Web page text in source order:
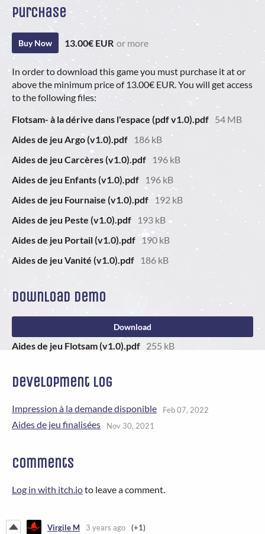
Purchase
Buy Now 13.00€ EUR or more
In order to download this game you must purchase it at or
above the minimum price of 13.00€ EUR. You will get access
to the following files:
Flotsam- à la dérive dans l'espace (pdf v1.0).pdf 54 MB
Aides de jeu Argo (v1.0).pdf
186 kB
Aides de jeu Carcères (v1.0).pdf
196 kB
Aides de jeu Enfants (v1.0).pdf
196 kB
Aides de jeu Fournaise (v1.0).pdf
192 kB
Aides de jeu Peste (v1.0).pdf
193 kB
Aides de jeu Portail (v1.0).pdf 190 kB
Aides de jeu Vanité (v1.0).pdf
186 kB
Download demo
Download
Aides de jeu Flotsam (v1.0).pdf 255 kB
Development log
Impression à la demande disponible Feb 07, 2022
Aides de jeu finalisées Nov 30, 2021
Comments
Log in with itch.ioto leave a comment.
Virgile M 3 years ago (+1)